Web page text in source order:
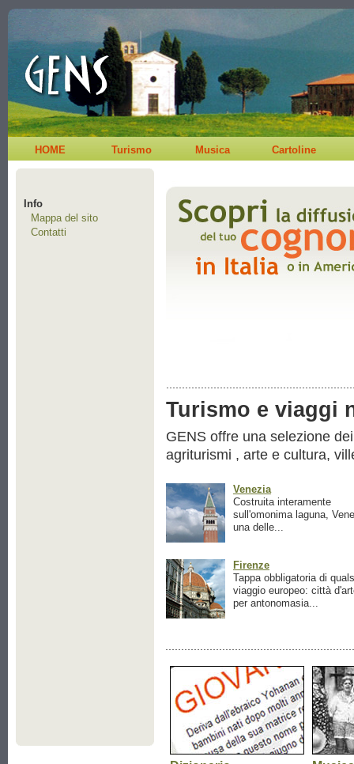
HOME Turismo Musica Cartoline
Info
Mappa del sito
Contatti
Turismo e viaggi
GENS offre una selezione
agriturismi , arte e cultura,
Venezia
Costruita interamente
sull'omonima laguna,
una delle...
Firenze
Tappa obbligatoria di
viaggio europeo: città
per antonomasia...